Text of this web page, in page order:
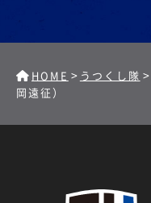
HOME > うつくし隊 >
岡遠征）